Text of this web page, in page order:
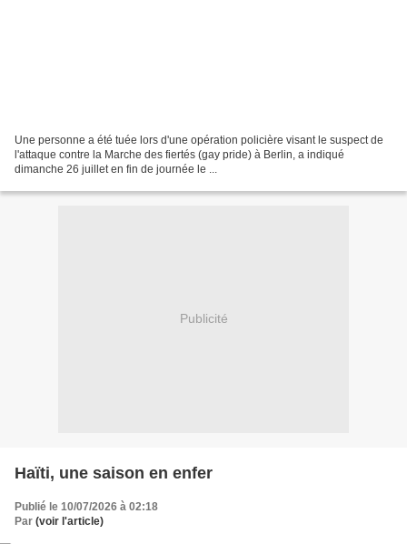
Une personne a été tuée lors d'une opération policière visant le suspect de
l'attaque contre la Marche des fiertés (gay pride) à Berlin, a indiqué
dimanche 26 juillet en fin de journée le ...
Publicité
Haïti, une saison en enfer
Publié le 10/07/2026 à 02:18
Par (voir l'article)